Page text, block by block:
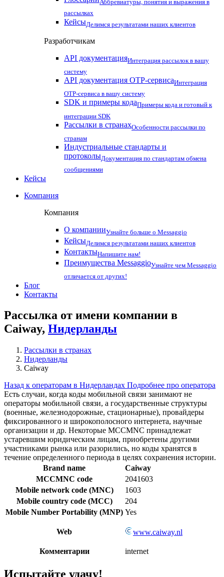
Аббревиатуры, понятия и выражения в
рассылках
КейсыДелимся результатами наших клиентов
Разработчикам
API документацияИнтеграция рассылок в вашу
систему
API документация OTP-сервисаИнтеграция
OTP-сервиса в вашу систему
SDK и примеры кодаПримеры кода и готовый к
интеграции SDK
Рассылки в странахОсобенности рассылки по
странам
Индустриальные стандарты и
протоколыДокументация по стандартам обмена
сообщениями
Кейсы
Компания
Компания
О компанииУзнайте больше о Messaggio
КейсыДелимся результатами наших клиентов
КонтактыНапишите нам!
Преимущества MessaggioУзнайте чем Messaggio
отличается от других!
Блог
Контакты
Рассылка от имени компании в
Caiway, Нидерланды
Рассылки в странах
Нидерланды
Caiway
Назад к операторам в Нидерландах Подробнее про оператора
Есть случаи, когда коды мобильной связи занимают не
операторы мобильной связи, а государственные структуры
(военные, железнодорожные, стационарные), провайдеры
фиксированного и широкополосного интернета, научные
организации и др. Некоторые MCCMNC принадлежат
устаревшим юридическим лицам, приобретены другими
участниками рынка или разорились, но коды хранятся в
течение определенного периода в целях сохранения истории.
Brand name
Caiway
MCCMNC code
2041603
Mobile network code (MNC)
1603
Mobile country code (MCC)
204
Mobile Number Portability (MNP) Yes
Web www.caiway.nl
Комментарии internet
Испытайте удачу!